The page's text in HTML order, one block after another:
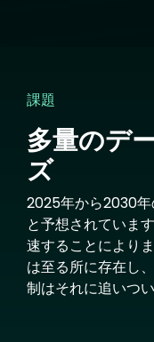
課題
多量のデ
ズ
2025年から2030年
と予想されていま
速することにより
は至る所に存在し
制はそれに追いつ